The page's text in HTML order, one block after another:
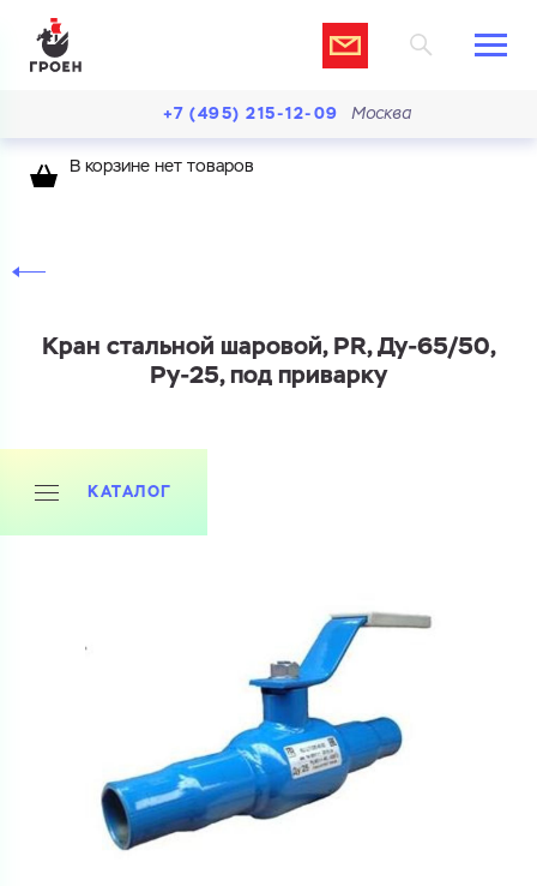
Купить как физ. лицо
Купить как юр. лицо
Перечислите товары, которые вас интересуют
и укажите какую информацию вы хотите по ним
получить. Мы свяжемся с вами в ближайшее время.
Запросить КП
+7 (495) 215-12-09 Москва
В корзине нет товаров
Кран стальной шаровой, PR, Ду-65/50,
Ру-25, под приварку
КАТАЛОГ